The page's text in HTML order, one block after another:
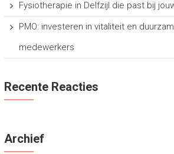
Fysiotherapie in Delfzijl die past bij
PMO: investeren in vitaliteit en
medewerkers
Recente Reacties
Archief